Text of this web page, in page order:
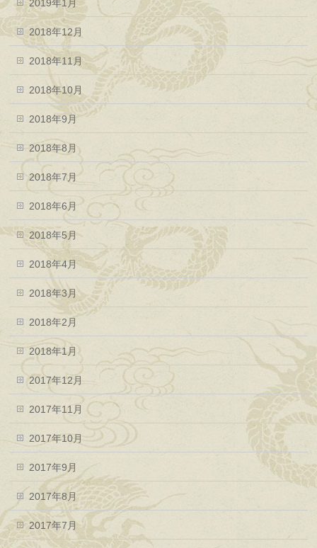
2019年1月
2018年12月
2018年11月
2018年10月
2018年9月
2018年8月
2018年7月
2018年6月
2018年5月
2018年4月
2018年3月
2018年2月
2018年1月
2017年12月
2017年11月
2017年10月
2017年9月
2017年8月
2017年7月